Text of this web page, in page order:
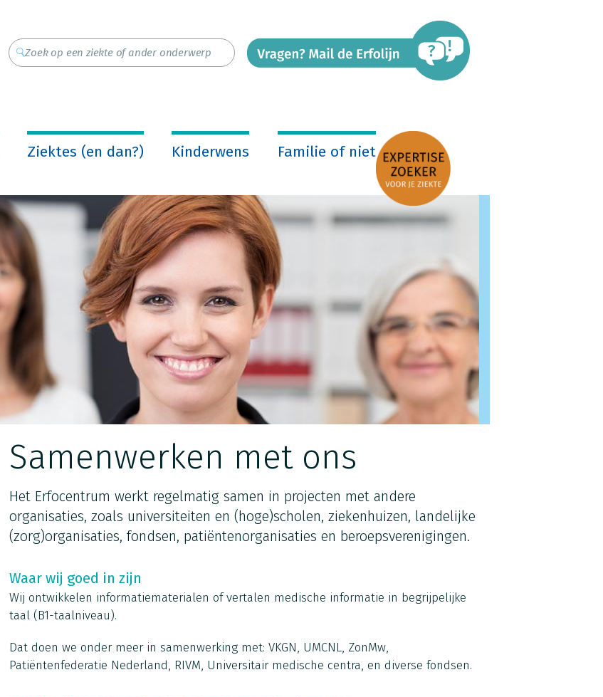
Ziektes (en dan?) Kinderwens Familie of niet
Samenwerken met ons
Het Erfocentrum werkt regelmatig samen in projecten met andere
organisaties, zoals universiteiten en (hoge)scholen, ziekenhuizen, landelijke
(zorg)organisaties, fondsen, patiëntenorganisaties en beroepsverenigingen.
Waar wij goed in zijn
Wij ontwikkelen informatiematerialen of vertalen medische informatie in begrijpelijke
taal (B1-taalniveau).
Dat doen we onder meer in samenwerking met: VKGN, UMCNL, ZonMw,
Patiëntenfederatie Nederland, RIVM, Universitair medische centra, en diverse fondsen.